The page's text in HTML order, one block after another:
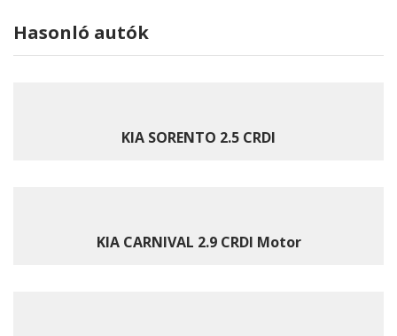
Hasonló autók
KIA SORENTO 2.5 CRDI
KIA CARNIVAL 2.9 CRDI Motor